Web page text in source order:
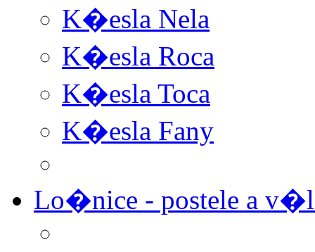
K�esla Nela
K�esla Roca
K�esla Toca
K�esla Fany
Lo�nice - postele a